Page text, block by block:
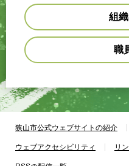
組
職
狭山市公式ウェブサイトの紹介
ウェブアクセシビリティ リ